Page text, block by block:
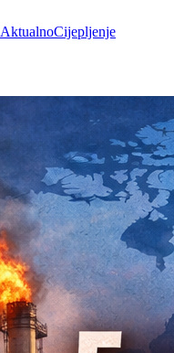
AktualnoCijepljenje